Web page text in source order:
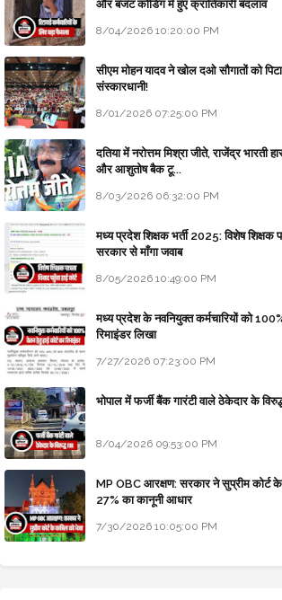
और बजट कोडिंग में हुए क्रांतिकारी बदलाव
8/04/2026 10:20:00 PM
सीएम मोहन यादव ने खोल दओ सौगातों को
संस्कारधानी!
8/01/2026 07:25:00 PM
दतिया में नरोत्तम मिश्रा जीते, राजेंद्र भारती
और आशुतोष बैक टू...
8/03/2026 06:32:00 PM
मध्य प्रदेश शिक्षक भर्ती 2025: विशेष शिक्षक
सरकार से माँगा जवाब
8/05/2026 10:49:00 PM
मध्य प्रदेश के नवनियुक्त कर्मचारियों को
रिमाइंडर लिखा
7/27/2026 07:23:00 PM
भोपाल में फर्जी बैंक गारंटी वाले ठेकेदार के
8/04/2026 09:53:00 PM
MP OBC आरक्षण: सरकार ने सुप्रीम कोर्ट
27% का कानूनी आधार
7/30/2026 10:05:00 PM